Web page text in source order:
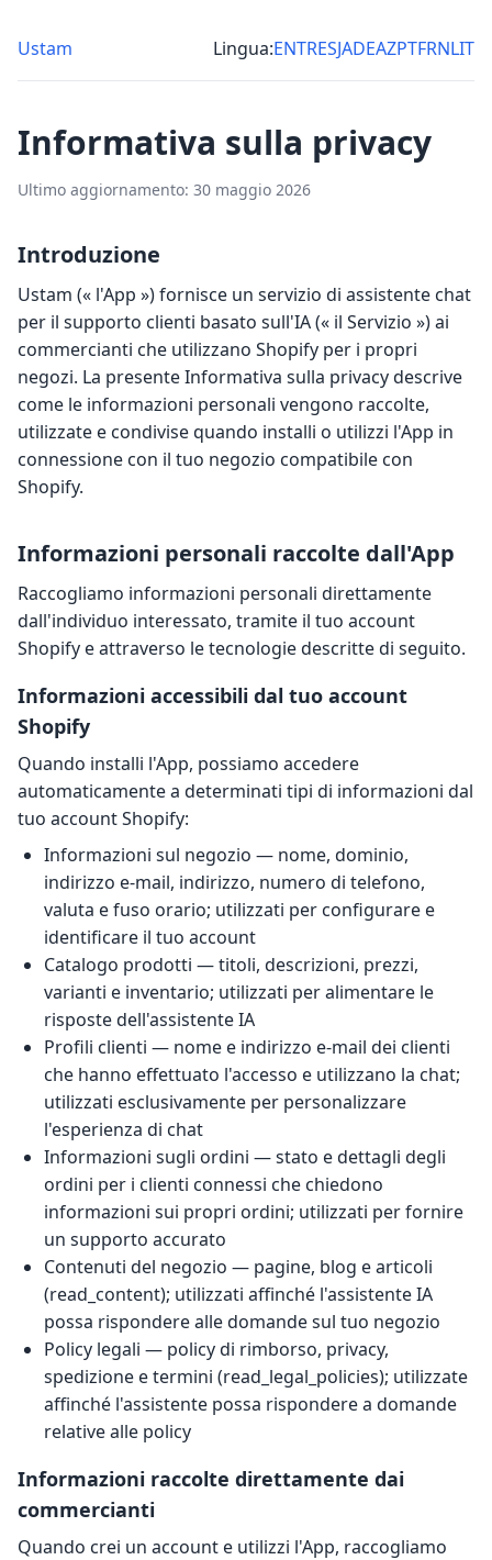
Ustam Lingua:ENTRESJADEAZPTFRNLIT
Informativa sulla privacy
Ultimo aggiornamento: 30 maggio 2026
Introduzione
Ustam (« l'App ») fornisce un servizio di assistente chat
per il supporto clienti basato sull'IA (« il Servizio ») ai
commercianti che utilizzano Shopify per i propri
negozi. La presente Informativa sulla privacy descrive
come le informazioni personali vengono raccolte,
utilizzate e condivise quando installi o utilizzi l'App in
connessione con il tuo negozio compatibile con
Shopify.
Informazioni personali raccolte dall'App
Raccogliamo informazioni personali direttamente
dall'individuo interessato, tramite il tuo account
Shopify e attraverso le tecnologie descritte di seguito.
Informazioni accessibili dal tuo account
Shopify
Quando installi l'App, possiamo accedere
automaticamente a determinati tipi di informazioni dal
tuo account Shopify:
Informazioni sul negozio — nome, dominio,
indirizzo e-mail, indirizzo, numero di telefono,
valuta e fuso orario; utilizzati per configurare e
identificare il tuo account
Catalogo prodotti — titoli, descrizioni, prezzi,
varianti e inventario; utilizzati per alimentare le
risposte dell'assistente IA
Profili clienti — nome e indirizzo e-mail dei clienti
che hanno effettuato l'accesso e utilizzano la chat;
utilizzati esclusivamente per personalizzare
l'esperienza di chat
Informazioni sugli ordini — stato e dettagli degli
ordini per i clienti connessi che chiedono
informazioni sui propri ordini; utilizzati per fornire
un supporto accurato
Contenuti del negozio — pagine, blog e articoli
(read_content); utilizzati affinché l'assistente IA
possa rispondere alle domande sul tuo negozio
Policy legali — policy di rimborso, privacy,
spedizione e termini (read_legal_policies); utilizzate
affinché l'assistente possa rispondere a domande
relative alle policy
Informazioni raccolte direttamente dai
commercianti
Quando crei un account e utilizzi l'App, raccogliamo